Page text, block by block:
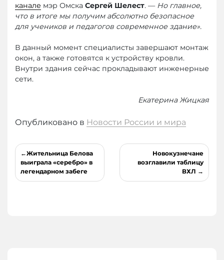
канале мэр Омска Сергей Шелест. — Но главное,
что в итоге мы получим абсолютно безопасное
для учеников и педагогов современное здание».
В данный момент специалисты завершают монтаж
окон, а также готовятся к устройству кровли.
Внутри здания сейчас прокладывают инженерные
сети.
Екатерина Жицкая
Опубликовано в Новости России и мира
Навигация
по
записям
Жительница Белова
выиграла «серебро» в
легендарном забеге
Новокузнечане
возглавили таблицу
ВХЛ